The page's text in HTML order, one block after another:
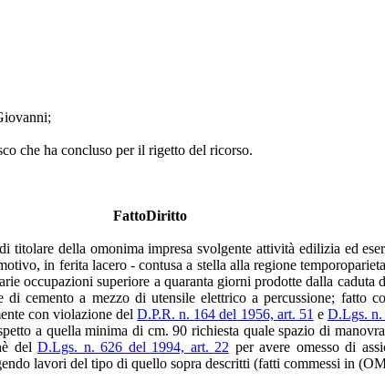
che ha concluso per il rigetto del ricorso.
FattoDiritto
della omonima impresa svolgente attività edilizia ed
in ferita lacero - contusa a stella alla regione
occupazioni superiore a quaranta giorni prodotte dalla
cemento a mezzo di utensile elettrico a percussione; fatto
con violazione delD.P.R. n. 164 del 1956, art. 51 e D.Lgs. n.
a quella minima di cm. 90 richiesta quale spazio di
del D.Lgs. n. 626 del 1994, art. 22 per avere omesso di
lavori del tipo di quello sopra descritti (fatti commessi in